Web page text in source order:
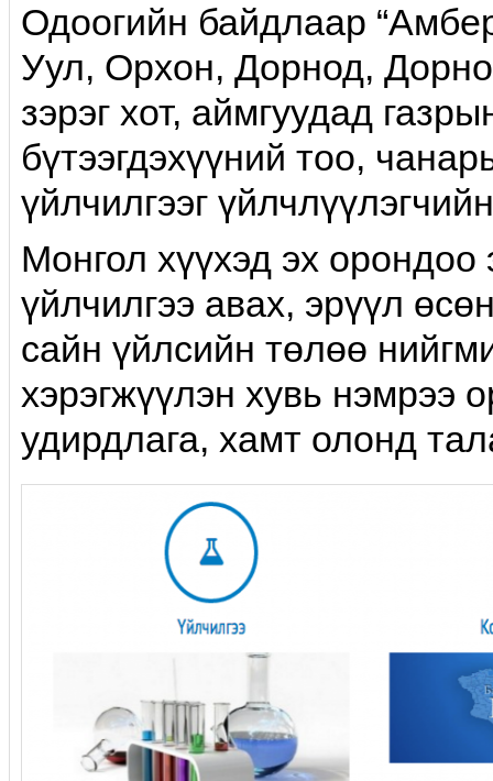
Одоогийн байдлаар
Уул, Орхон, Дорнод,
зэрэг хот, аймгуудад
бүтээгдэхүүний тоо,
үйлчилгээг
Монгол хүүхэд эх
үйлчилгээ авах, эрүүл
сайн үйлсийн төлөө
хэрэгжүүлэн хувь нэмрээ
удирдлага, хамт олонд